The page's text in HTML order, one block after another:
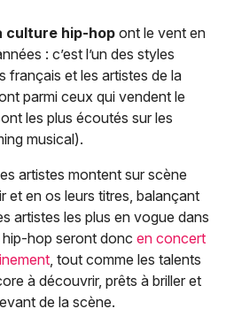
culture hip-hop ont le vent en
: c’est l’un des styles
français et les artistes de la
parmi ceux qui vendent le
les plus écoutés sur les
musical).
artistes montent sur scène
et en os leurs titres, balançant
artistes les plus en vogue dans
hip-hop seront donc en concert
, tout comme les talents
à découvrir, prêts à briller et
de la scène.